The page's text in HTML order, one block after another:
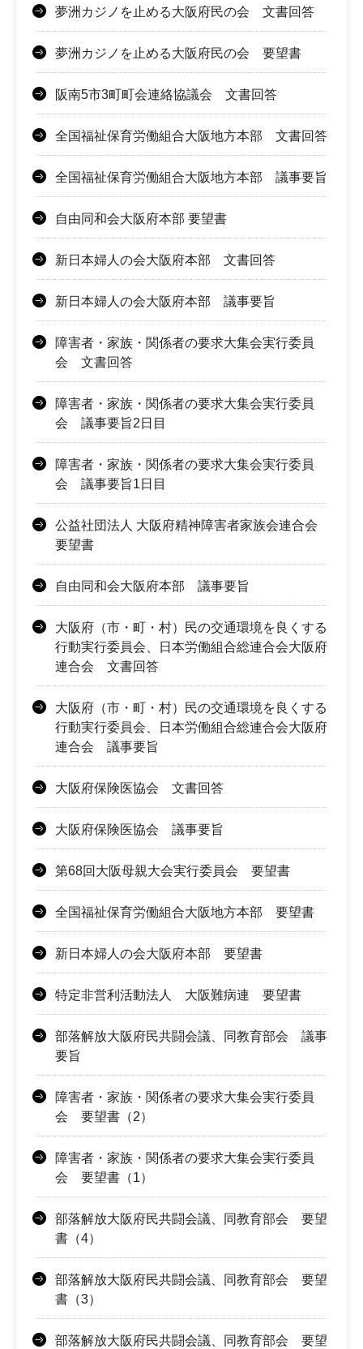
夢洲カジノを止める大阪府民の会 文書回答
夢洲カジノを止める大阪府民の会 要望書
阪南5市3町町会連絡協議会 文書回答
全国福祉保育労働組合大阪地方本部 文書回答
全国福祉保育労働組合大阪地方本部 議事要旨
自由同和会大阪府本部 要望書
新日本婦人の会大阪府本部 文書回答
新日本婦人の会大阪府本部 議事要旨
障害者・家族・関係者の要求大集会実行委員
会 文書回答
障害者・家族・関係者の要求大集会実行委員
会 議事要旨2日目
障害者・家族・関係者の要求大集会実行委員
会 議事要旨1日目
公益社団法人 大阪府精神障害者家族会連合会
要望書
自由同和会大阪府本部 議事要旨
大阪府（市・町・村）民の交通環境を良くする
行動実行委員会、日本労働組合総連合会大阪府
連合会 文書回答
大阪府（市・町・村）民の交通環境を良くする
行動実行委員会、日本労働組合総連合会大阪府
連合会 議事要旨
大阪府保険医協会 文書回答
大阪府保険医協会 議事要旨
第68回大阪母親大会実行委員会 要望書
全国福祉保育労働組合大阪地方本部 要望書
新日本婦人の会大阪府本部 要望書
特定非営利活動法人 大阪難病連 要望書
部落解放大阪府民共闘会議、同教育部会 議事
要旨
障害者・家族・関係者の要求大集会実行委員
会 要望書（2）
障害者・家族・関係者の要求大集会実行委員
会 要望書（1）
部落解放大阪府民共闘会議、同教育部会 要望
書（4）
部落解放大阪府民共闘会議、同教育部会 要望
書（3）
部落解放大阪府民共闘会議、同教育部会 要望